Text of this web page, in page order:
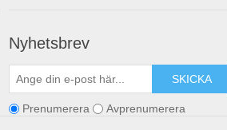
Nyhetsbrev
SKICKA
Prenumerera Avprenumerera